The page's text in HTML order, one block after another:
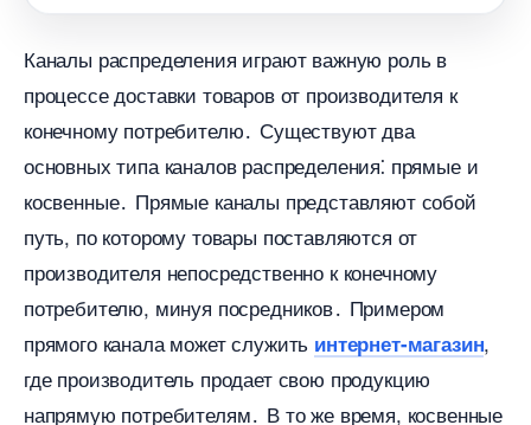
Каналы распределения играют важную роль
процессе доставки товаров от производителя к
конечному потребителю․ Существуют два
основных типа каналов распределения⁚ прямые и
косвенные․ Прямые каналы представляют собой
путь, по которому товары поставляются от
производителя непосредственно к конечному
потребителю, минуя посредников․ Примером
прямого канала может служить интернет-магазин,
де производитель продает свою продукцию
напрямую потребителям․ В то же время, косвенные